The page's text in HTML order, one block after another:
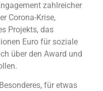
zahlreicher
Corona-Krise,
Projekts, das
Euro für soziale
über den Award und
für etwas